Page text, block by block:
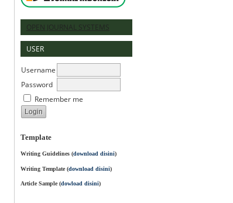
OPEN JOURNAL SYSTEMS
USER
Username
Password
Remember me
Template
Writing Guidelines (download disini)
Writing Template (download disini)
Article Sample (dowload disini)